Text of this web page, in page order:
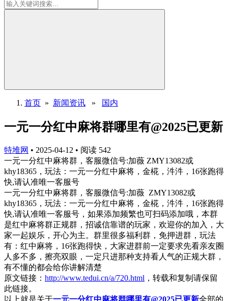
首页 » 新闻资讯 » 国内
一元一分红中麻将群哪里有@2025已更新
特堆网 • 2025-04-12 • 阅读 542
一元一分红中麻将群，客服微信号:加薇 ZMY13082或
khy18365，玩法：一元一分红中麻将，金椛，汼汼，16张跑得
快,请认准唯一客服号
一元一分红中麻将群，客服微信号:加薇 ZMY13082或
khy18365，玩法：一元一分红中麻将，金椛，汼汼，16张跑得
快,请认准唯一客服号，如果添加频繁也可扫码添加哦，本群
是红中麻将群正规群，招诚信靠谱的玩家，欢迎你的加入，大
家一起娱乐，开心为主。群里很多福利群，免押进群，玩法
有：红中麻将，16张跑得快，大家进群前一定要求先看亲友圈
人多不多，擦亮双眼，一定只进那种支持看人气的正规大群，
有不懂的都会给你讲解清楚
原文链接： http://www.tedui.cn/a/720.html ，转载和复制请保留
此链接。
以上就是关于一元一分红中麻将群哪里有@2025已更新全部的